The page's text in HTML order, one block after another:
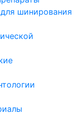
шинирования